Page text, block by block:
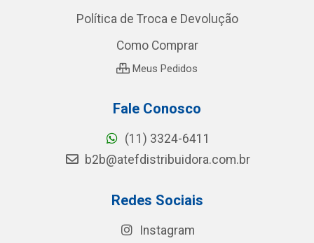
Política de Troca e Devolução
Como Comprar
Meus Pedidos
Fale Conosco
(11) 3324-6411
b2b@atefdistribuidora.com.br
Redes Sociais
Instagram